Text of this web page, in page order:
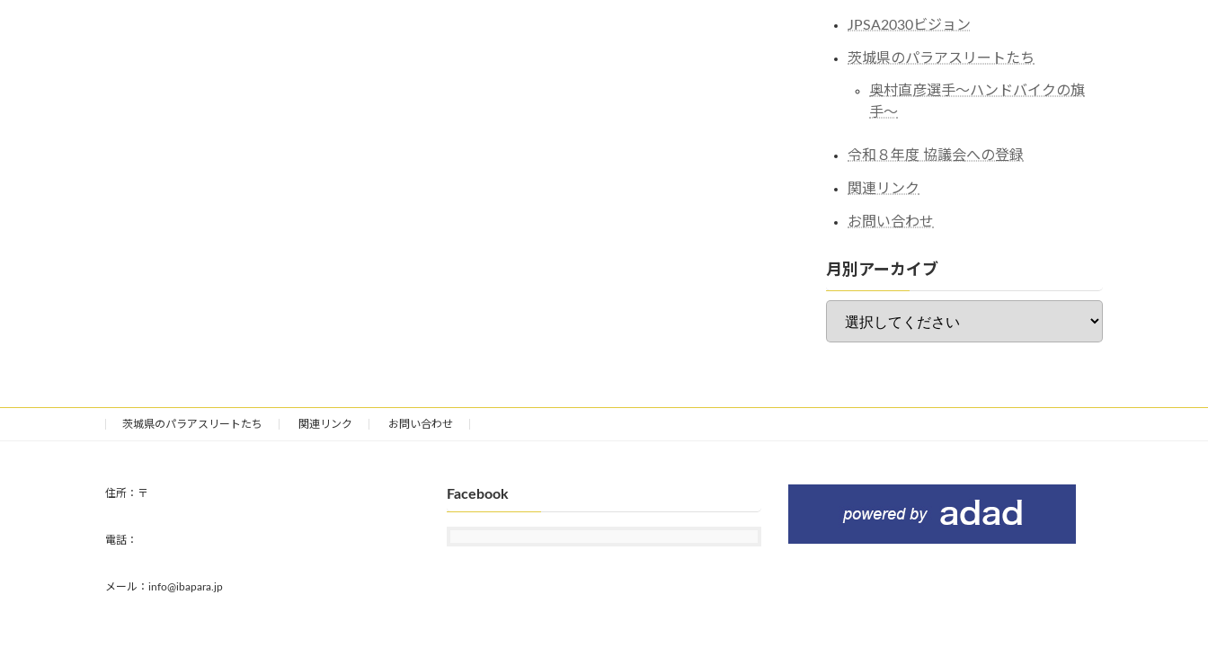
JPSA2030ビジョン
茨城県のパラアスリートたち
奥村直彦選手〜ハンドバイクの旗
手〜
令和８年度 協議会への登録
関連リンク
お問い合わせ
月別アーカイブ
茨城県のパラアスリートたち 関連リンク お問い合わせ
住所：〒
電話：
メール：info@ibapara.jp
Facebook